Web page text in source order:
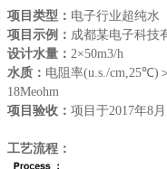
项目类型： 电子行业超纯水
项目示例： 成都某电子科技
设计水量： 2×50m3/h
水质： 电阻率(u.s./cm,25℃)
18Meohm
项目验收： 项目于2017年8
工艺流程：
首页 废水处理
项目类型： 电子行业超纯水
项目示例： 成都某电子科技
设计水量： 2×50m3/h
水质： 电阻率(u.s./cm,25℃)
18Meohm
项目验收： 项目于2017年8
工艺流程：